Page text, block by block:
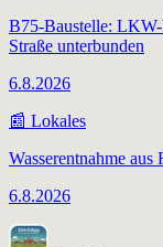
B75-Baustelle:
Straße unterbunden
6.8.2026
📰 Lokales
Wasserentnahme aus
6.8.2026